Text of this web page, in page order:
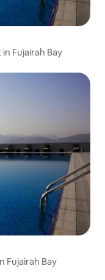
Fujairah Bay
Fujairah Bay